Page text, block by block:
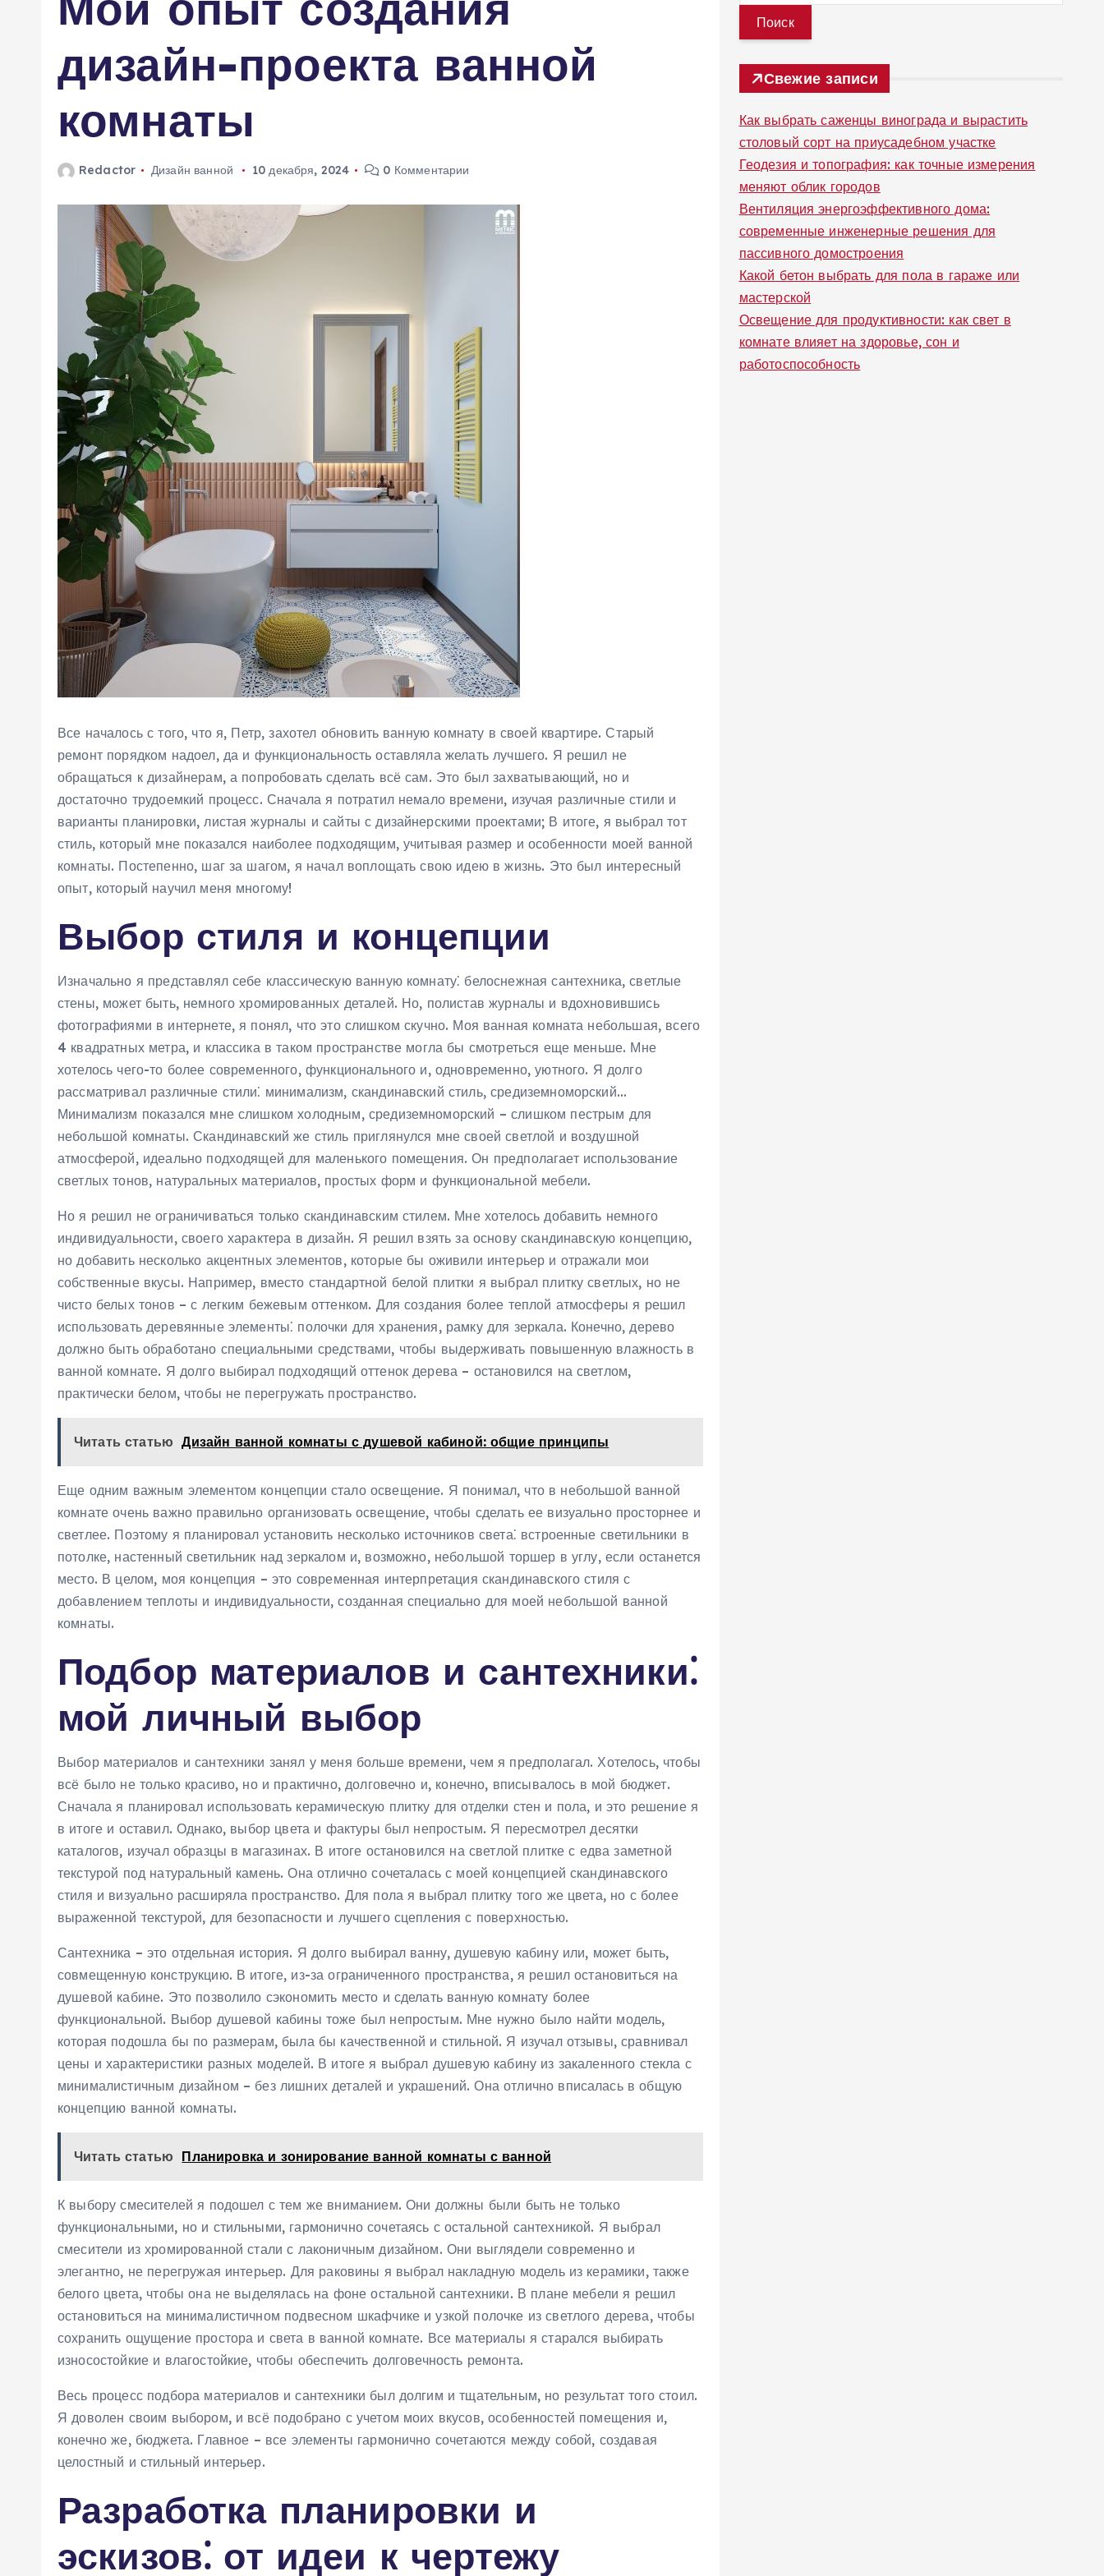
дизайн-проекта ванной
комнаты
Redactor Дизайн ванной 10 декабря, 2024 0 Комментарии
Все началось с того‚ что я‚ Петр‚ захотел обновить ванную комнату в своей квартире. Старый
ремонт порядком надоел‚ да и функциональность оставляла желать лучшего. Я решил не
обращаться к дизайнерам‚ а попробовать сделать всё сам. Это был захватывающий‚ но и
достаточно трудоемкий процесс. Сначала я потратил немало времени‚ изучая различные стили и
варианты планировки‚ листая журналы и сайты с дизайнерскими проектами; В итоге‚ я выбрал тот
стиль‚ который мне показался наиболее подходящим‚ учитывая размер и особенности моей ванной
комнаты. Постепенно‚ шаг за шагом‚ я начал воплощать свою идею в жизнь. Это был интересный
опыт‚ который научил меня многому!
Выбор стиля и концепции
Изначально я представлял себе классическую ванную комнату⁚ белоснежная сантехника‚ светлые
стены‚ может быть‚ немного хромированных деталей. Но‚ полистав журналы и вдохновившись
фотографиями в интернете‚ я понял‚ что это слишком скучно. Моя ванная комната небольшая‚ всего
4 квадратных метра‚ и классика в таком пространстве могла бы смотреться еще меньше. Мне
хотелось чего-то более современного‚ функционального и‚ одновременно‚ уютного. Я долго
рассматривал различные стили⁚ минимализм‚ скандинавский стиль‚ средиземноморский…
Минимализм показался мне слишком холодным‚ средиземноморский – слишком пестрым для
небольшой комнаты. Скандинавский же стиль приглянулся мне своей светлой и воздушной
атмосферой‚ идеально подходящей для маленького помещения. Он предполагает использование
светлых тонов‚ натуральных материалов‚ простых форм и функциональной мебели.
Но я решил не ограничиваться только скандинавским стилем. Мне хотелось добавить немного
индивидуальности‚ своего характера в дизайн. Я решил взять за основу скандинавскую концепцию‚
но добавить несколько акцентных элементов‚ которые бы оживили интерьер и отражали мои
собственные вкусы. Например‚ вместо стандартной белой плитки я выбрал плитку светлых‚ но не
чисто белых тонов – с легким бежевым оттенком. Для создания более теплой атмосферы я решил
использовать деревянные элементы⁚ полочки для хранения‚ рамку для зеркала. Конечно‚ дерево
должно быть обработано специальными средствами‚ чтобы выдерживать повышенную влажность в
ванной комнате. Я долго выбирал подходящий оттенок дерева – остановился на светлом‚
практически белом‚ чтобы не перегружать пространство.
Читать статью Дизайн ванной комнаты с душевой кабиной: общие принципы
Еще одним важным элементом концепции стало освещение. Я понимал‚ что в небольшой ванной
комнате очень важно правильно организовать освещение‚ чтобы сделать ее визуально просторнее и
светлее. Поэтому я планировал установить несколько источников света⁚ встроенные светильники в
потолке‚ настенный светильник над зеркалом и‚ возможно‚ небольшой торшер в углу‚ если останется
место. В целом‚ моя концепция – это современная интерпретация скандинавского стиля с
добавлением теплоты и индивидуальности‚ созданная специально для моей небольшой ванной
комнаты.
Подбор материалов и сантехники⁚
мой личный выбор
Выбор материалов и сантехники занял у меня больше времени‚ чем я предполагал. Хотелось‚ чтобы
всё было не только красиво‚ но и практично‚ долговечно и‚ конечно‚ вписывалось в мой бюджет.
Сначала я планировал использовать керамическую плитку для отделки стен и пола‚ и это решение я
в итоге и оставил. Однако‚ выбор цвета и фактуры был непростым. Я пересмотрел десятки
каталогов‚ изучал образцы в магазинах. В итоге остановился на светлой плитке с едва заметной
текстурой под натуральный камень. Она отлично сочеталась с моей концепцией скандинавского
стиля и визуально расширяла пространство. Для пола я выбрал плитку того же цвета‚ но с более
выраженной текстурой‚ для безопасности и лучшего сцепления с поверхностью.
Сантехника – это отдельная история. Я долго выбирал ванну‚ душевую кабину или‚ может быть‚
совмещенную конструкцию. В итоге‚ из-за ограниченного пространства‚ я решил остановиться на
душевой кабине. Это позволило сэкономить место и сделать ванную комнату более
функциональной. Выбор душевой кабины тоже был непростым. Мне нужно было найти модель‚
которая подошла бы по размерам‚ была бы качественной и стильной. Я изучал отзывы‚ сравнивал
цены и характеристики разных моделей. В итоге я выбрал душевую кабину из закаленного стекла с
минималистичным дизайном – без лишних деталей и украшений. Она отлично вписалась в общую
концепцию ванной комнаты.
Читать статью Планировка и зонирование ванной комнаты с ванной
К выбору смесителей я подошел с тем же вниманием. Они должны были быть не только
функциональными‚ но и стильными‚ гармонично сочетаясь с остальной сантехникой. Я выбрал
смесители из хромированной стали с лаконичным дизайном. Они выглядели современно и
элегантно‚ не перегружая интерьер. Для раковины я выбрал накладную модель из керамики‚ также
белого цвета‚ чтобы она не выделялась на фоне остальной сантехники. В плане мебели я решил
остановиться на минималистичном подвесном шкафчике и узкой полочке из светлого дерева‚ чтобы
сохранить ощущение простора и света в ванной комнате. Все материалы я старался выбирать
износостойкие и влагостойкие‚ чтобы обеспечить долговечность ремонта.
Весь процесс подбора материалов и сантехники был долгим и тщательным‚ но результат того стоил.
Я доволен своим выбором‚ и всё подобрано с учетом моих вкусов‚ особенностей помещения и‚
конечно же‚ бюджета. Главное – все элементы гармонично сочетаются между собой‚ создавая
целостный и стильный интерьер.
Разработка планировки и
эскизов⁚ от идеи к чертежу
т
и
Свежие записи
Как выбрать саженцы винограда и вырастить
столовый сорт на приусадебном участке
Геодезия и топография: как точные измерения
меняют облик городов
Вентиляция энергоэффективного дома:
современные инженерные решения для
пассивного домостроения
Какой бетон выбрать для пола в гараже или
мастерской
Освещение для продуктивности: как свет в
комнате влияет на здоровье, сон и
работоспособность